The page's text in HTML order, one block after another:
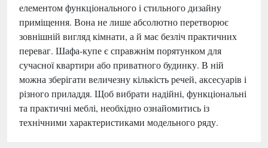
елементом функціонального і стильного дизайну
приміщення. Вона не лише абсолютно перетворює
зовнішній вигляд кімнати, а й має безліч практичних
переваг. Шафа-купе є справжнім порятунком для
сучасної квартири або приватного будинку. В ній
можна зберігати величезну кількість речей, аксесуарів і
різного приладдя. Щоб вибрати надійні, функціональні
та практичні меблі, необхідно ознайомитись із
технічними характеристиками модельного ряду.